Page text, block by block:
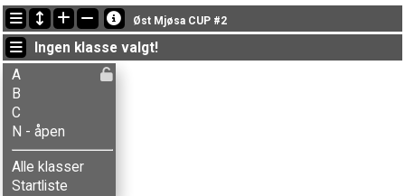
Siste oppdateringer
19:25:22: Birgit W. Berg (B) fikk ny status: disket
19:23:11: Erik Haugen (B) kom i mål med tiden 48:57 (18)
19:20:19: Aksel Krogstie (A) kom i mål med tiden 40:55 (21)
Øst Mjøsa CUP #2
Ingen klasse valgt!
A
B
C
N - åpen
Alle klasser
Startliste